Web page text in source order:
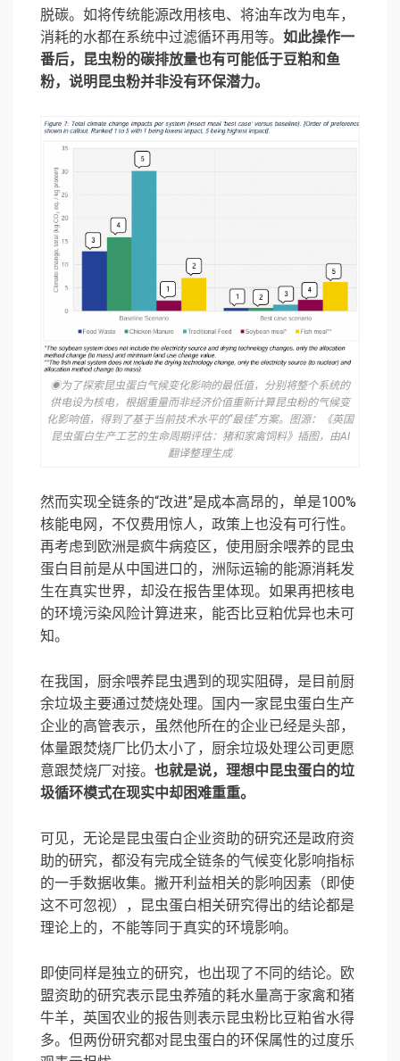
脱碳。如将传统能源改用核电、将油车改为电车，
消耗的水都在系统中过滤循环再用等。 如此操作一
番后，昆虫粉的碳排放量也有可能低于豆粕和鱼
粉，说明昆虫粉并非没有环保潜力。
◉为了探索昆虫蛋白气候变化影响的最低值，分别将整个系统的
供电设为核电，根据重量而非经济价值重新计算昆虫粉的气候变
化影响值，得到了基于当前技术水平的“最佳”方案。图源：《英国
昆虫蛋白生产工艺的生命周期评估：猪和家禽饲料》插图，由AI
翻译整理生成
然而实现全链条的“改进”是成本高昂的，单是100%
核能电网，不仅费用惊人，政策上也没有可行性。
再考虑到欧洲是疯牛病疫区，使用厨余喂养的昆虫
蛋白目前是从中国进口的，洲际运输的能源消耗发
生在真实世界，却没在报告里体现。如果再把核电
的环境污染风险计算进来，能否比豆粕优异也未可
知。
在我国，厨余喂养昆虫遇到的现实阻碍，是目前厨
余垃圾主要通过焚烧处理。国内一家昆虫蛋白生产
企业的高管表示，虽然他所在的企业已经是头部，
体量跟焚烧厂比仍太小了，厨余垃圾处理公司更愿
意跟焚烧厂对接。 也就是说，理想中昆虫蛋白的垃
圾循环模式在现实中却困难重重。
可见，无论是昆虫蛋白企业资助的研究还是政府资
助的研究，都没有完成全链条的气候变化影响指标
的一手数据收集。撇开利益相关的影响因素（即使
这不可忽视），昆虫蛋白相关研究得出的结论都是
理论上的，不能等同于真实的环境影响。
即使同样是独立的研究，也出现了不同的结论。欧
盟资助的研究表示昆虫养殖的耗水量高于家禽和猪
牛羊，英国农业的报告则表示昆虫粉比豆粕省水得
多。但两份研究都对昆虫蛋白的环保属性的过度乐